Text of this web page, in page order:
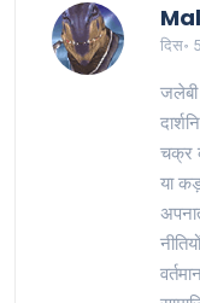
दिस॰
चक्र
या